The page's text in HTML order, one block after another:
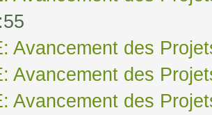
Avancement des
Avancement des
Avancement des